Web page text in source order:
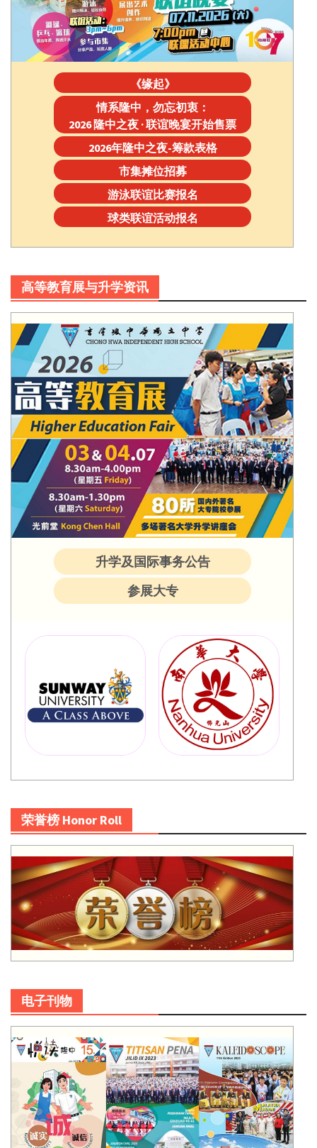
《缘起》
情系隆中，勿忘初衷：
2026 隆中之夜 · 联谊晚宴开始售票
2026年隆中之夜-筹款表格
市集摊位招募
游泳联谊比赛报名
球类联谊活动报名
高等教育展与升学资讯
升学及国际事务公告
参展大专
荣誉榜 Honor Roll
电子刊物